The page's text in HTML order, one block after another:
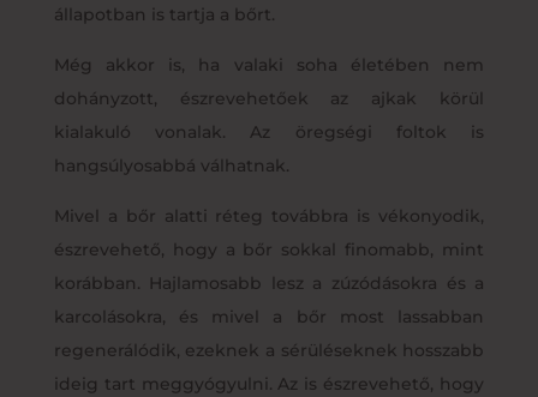
állapotban is tartja a bőrt.
Még akkor is, ha valaki soha életében nem
dohányzott, észrevehetőek az ajkak körül
kialakuló vonalak. Az öregségi foltok is
hangsúlyosabbá válhatnak.
Mivel a bőr alatti réteg továbbra is vékonyodik,
észrevehető, hogy a bőr sokkal finomabb, mint
korábban. Hajlamosabb lesz a zúzódásokra és a
karcolásokra, és mivel a bőr most lassabban
regenerálódik, ezeknek a sérüléseknek hosszabb
ideig tart meggyógyulni. Az is észrevehető, hogy